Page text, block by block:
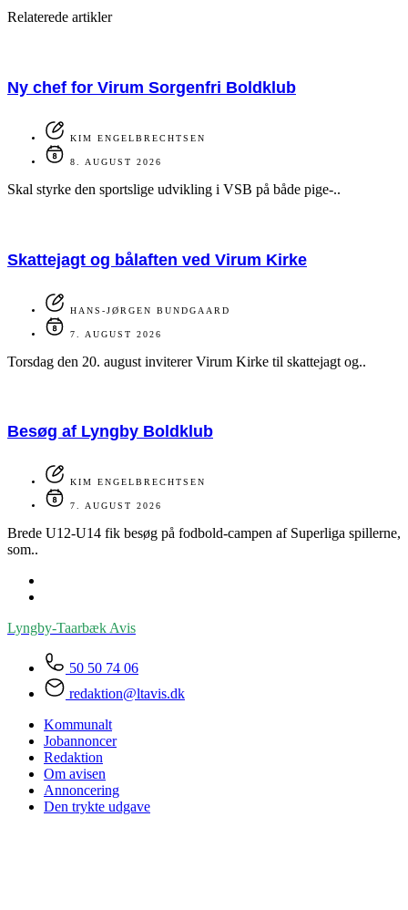
Relaterede artikler
Ny chef for Virum Sorgenfri Boldklub
KIM ENGELBRECHTSEN
8. AUGUST 2026
Skal styrke den sportslige udvikling i VSB på både pige-..
Skattejagt og bålaften ved Virum Kirke
HANS-JØRGEN BUNDGAARD
7. AUGUST 2026
Torsdag den 20. august inviterer Virum Kirke til skattejagt og..
Besøg af Lyngby Boldklub
KIM ENGELBRECHTSEN
7. AUGUST 2026
Brede U12-U14 fik besøg på fodbold-campen af Superliga spillerne,
som..
Lyngby-TaarbækAvis
50 50 74 06
redaktion@ltavis.dk
Kommunalt
Jobannoncer
Redaktion
Om avisen
Annoncering
Den trykte udgave